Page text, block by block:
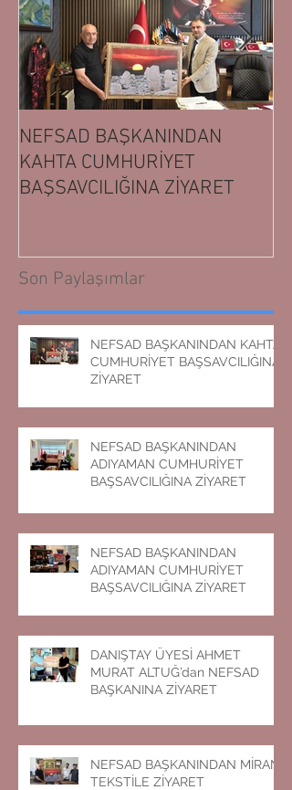
NEFSAD BAŞKANINDAN
KAHTA CUMHURİYET
BAŞSAVCILIĞINA ZİYARET
Son Paylaşımlar
NEFSAD BAŞKANINDAN KAHTA
CUMHURİYET BAŞSAVCILIĞINA
ZİYARET
NEFSAD BAŞKANINDAN
ADIYAMAN CUMHURİYET
BAŞSAVCILIĞINA ZİYARET
NEFSAD BAŞKANINDAN
ADIYAMAN CUMHURİYET
BAŞSAVCILIĞINA ZİYARET
DANIŞTAY ÜYESİ AHMET
MURAT ALTUĞ’dan NEFSAD
BAŞKANINA ZİYARET
NEFSAD BAŞKANINDAN MİRAN
TEKSTİLE ZİYARET